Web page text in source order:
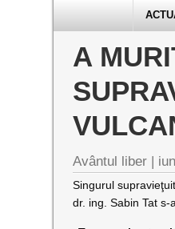
A
Avântul liber |
Singurul
dr. ing. Sabin Tat s-